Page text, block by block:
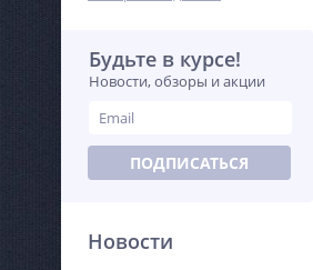
Будьте в курсе!
Новости, обзоры и акции
ПОДПИСАТЬСЯ
Новости